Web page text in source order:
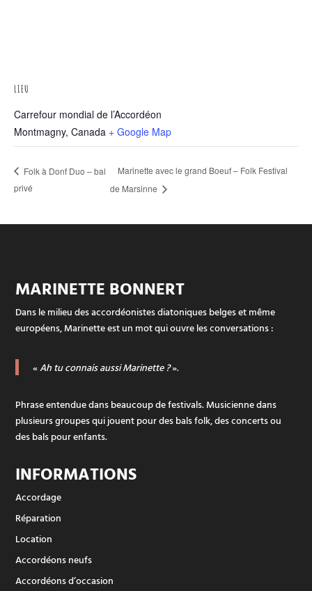
LIEU
Carrefour mondial de l’Accordéon
Montmagny, Canada + Google Map
Folk à Donf Duo – bal
privé
Marinette avec le grand Boeuf – Folk Festival
de Marsinne
MARINETTE BONNERT
Dans le milieu des accordéonistes diatoniques belges et même
européens, Marinette est un mot qui ouvre les conversations :
«Ah tu connais aussi Marinette ?».
Phrase entendue dans beaucoup de festivals. Musicienne dans
plusieurs groupes qui jouent pour des bals folk, des concerts ou
des bals pour enfants.
INFORMATIONS
Accordage
Réparation
Location
Accordéons neufs
Accordéons d’occasion